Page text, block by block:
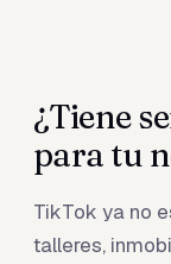
¿Tiene
para tu
TikTok ya no
talleres,